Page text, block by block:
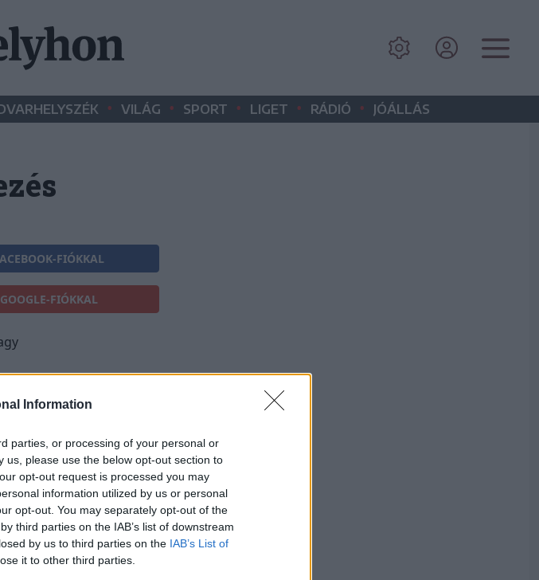
Information
parties, or processing of your personal or
please use the below opt-out section to
opt-out request is processed you may
information utilized by us or personal
opt-out. You may separately opt-out of the
third parties on the IAB’s list of downstream
by us to third parties on the IAB’s List of
it to other third parties.
• VILÁG • SPORT • LIGET • RÁDIÓ • JÓÁLLÁS
FIÓKKAL
FIÓKKAL